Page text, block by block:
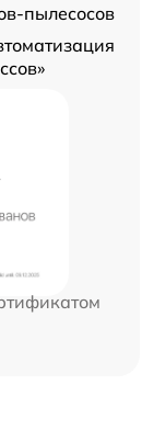
пылесосов